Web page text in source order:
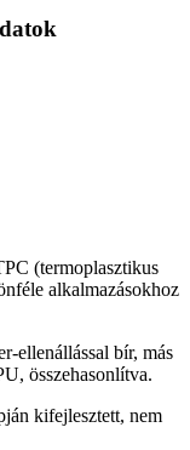
(termoplasztikus
alkalmazásokhoz
ellenállással bír, más
összehasonlítva.
kifejlesztett, nem